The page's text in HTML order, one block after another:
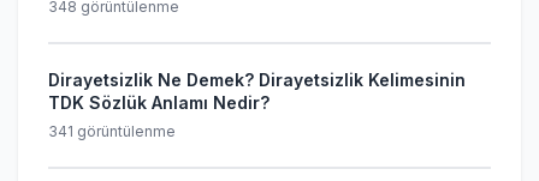
348 görüntülenme
Dirayetsizlik Ne Demek? Dirayetsizlik Kelimesinin
TDK Sözlük Anlamı Nedir?
341 görüntülenme